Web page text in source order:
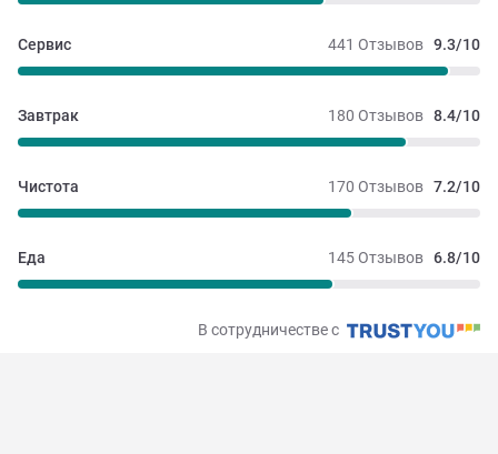
441 Отзывов 9.3/10
Сервис
180 Отзывов 8.4/10
Завтрак
170 Отзывов 7.2/10
Чистота
145 Отзывов 6.8/10
Еда
В сотрудничестве с